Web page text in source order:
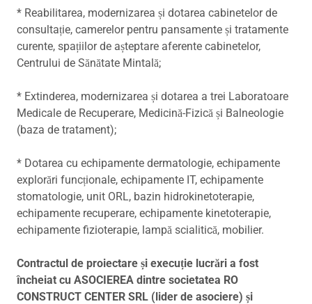
* Reabilitarea, modernizarea și dotarea cabinetelor de
consultație, camerelor pentru pansamente și tratamente
curente, spațiilor de așteptare aferente cabinetelor,
Centrului de Sănătate Mintală;
* Extinderea, modernizarea și dotarea a trei Laboratoare
Medicale de Recuperare, Medicină-Fizică și Balneologie
(baza de tratament);
* Dotarea cu echipamente dermatologie, echipamente
explorări funcționale, echipamente IT, echipamente
stomatologie, unit ORL, bazin hidrokinetoterapie,
echipamente recuperare, echipamente kinetoterapie,
echipamente fizioterapie, lampă scialitică, mobilier.
Contractul de proiectare și execuție lucrări a fost
încheiat cu ASOCIEREA dintre societatea RO
CONSTRUCT CENTER SRL (lider de asociere) și